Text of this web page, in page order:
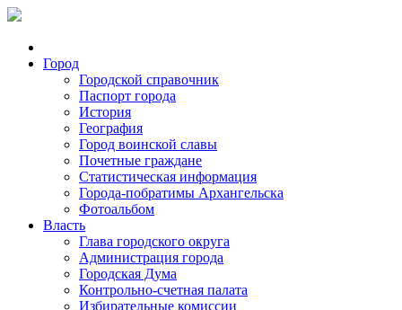
Город
Городской справочник
Паспорт города
История
География
Город воинской славы
Почетные граждане
Статистическая информация
Города-побратимы Архангельска
Фотоальбом
Власть
Глава городского округа
Администрация города
Городская Дума
Контрольно-счетная палата
Избирательные комиссии